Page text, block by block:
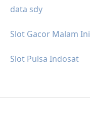
data sdy
Slot Gacor Malam Ini
Slot Pulsa Indosat